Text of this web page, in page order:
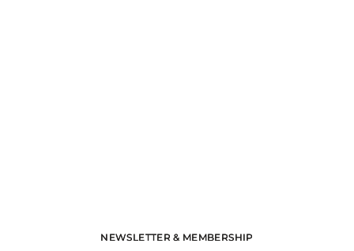
NEWSLETTER & MEMBERSHIP